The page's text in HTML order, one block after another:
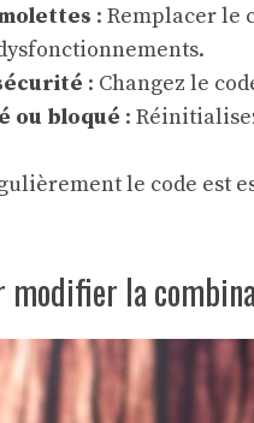
: Remplacer le
: Changez le
ou bloqué :
le code est
la